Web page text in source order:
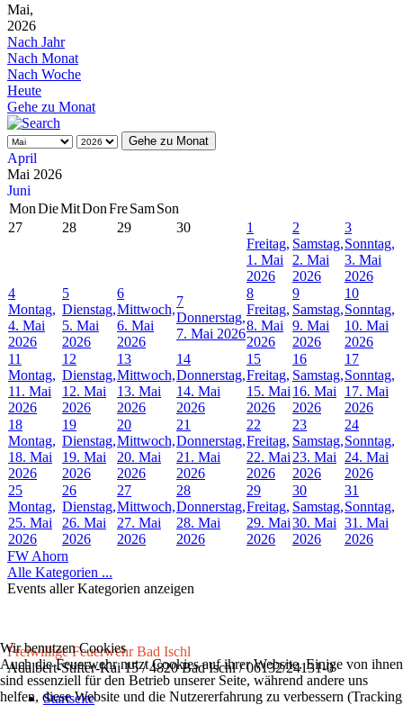
Mai,
2026
Nach Jahr
Nach Monat
Nach Woche
Heute
Gehe zu Monat
Gehe zu Monat
April
Mai 2026
Juni
MonDieMitDonFreSamSon
27
28 29 30
1
Freitag,
1. Mai
2026
2
Samstag,
2. Mai
2026
3
Sonntag,
3. Mai
2026
4
Montag,
4. Mai
2026
5
Dienstag,
5. Mai
2026
6
Mittwoch,
6. Mai
2026
7
Donnerstag,
7. Mai 2026
8
Freitag,
8. Mai
2026
9
Samstag,
9. Mai
2026
10
Sonntag,
10. Mai
2026
11
Montag,
11. Mai
2026
12
Dienstag,
12. Mai
2026
13
Mittwoch,
13. Mai
2026
14
Donnerstag,
14. Mai
2026
15
Freitag,
15. Mai
2026
16
Samstag,
16. Mai
2026
17
Sonntag,
17. Mai
2026
18
Montag,
18. Mai
2026
19
Dienstag,
19. Mai
2026
20
Mittwoch,
20. Mai
2026
21
Donnerstag,
21. Mai
2026
22
Freitag,
22. Mai
2026
23
Samstag,
23. Mai
2026
24
Sonntag,
24. Mai
2026
25
Montag,
25. Mai
2026
26
Dienstag,
26. Mai
2026
27
Mittwoch,
27. Mai
2026
28
Donnerstag,
28. Mai
2026
29
Freitag,
29. Mai
2026
30
Samstag,
30. Mai
2026
31
Sonntag,
31. Mai
2026
FW Ahorn
Alle Kategorien ...
Events aller Kategorien anzeigen
Freiwillige Feuerwehr Bad Ischl
Adalbert-Stifter-Kai 15 / 4820 Bad Ischl / 06132/24131-0
Startseite
Wir benutzen Cookies
Auch die Feuerwehr nutzt Cookies auf ihrer Website. Einige von ihnen
sind essenziell für den Betrieb unserer Seite, während andere uns
helfen, diese Website und die Nutzererfahrung zu verbessern (Tracking